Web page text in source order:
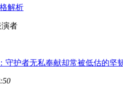
解析
演者
守护者无私奉献却常被低估的坚